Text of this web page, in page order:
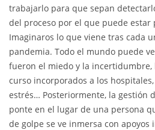
trabajarlo para que sepan
del proceso por el que puede estar
Imaginaros lo que viene tras cada
pandemia. Todo el mundo puede
fueron el miedo y la incertidumbre,
curso incorporados a los
estrés… Posteriormente, la gestión
ponte en el lugar de una persona
de golpe se ve inmersa con apoyos